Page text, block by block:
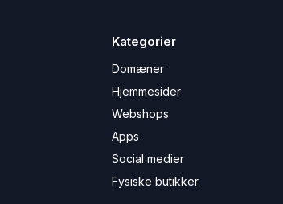
Kategorier
Domæner
Hjemmesider
Webshops
Apps
Social medier
Fysiske butikker